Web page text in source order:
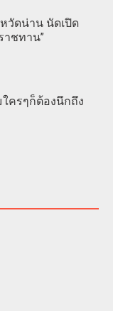
วัดน่าน นัดเปิด
าชทาน”
ครๆก็ต้องนึกถึง